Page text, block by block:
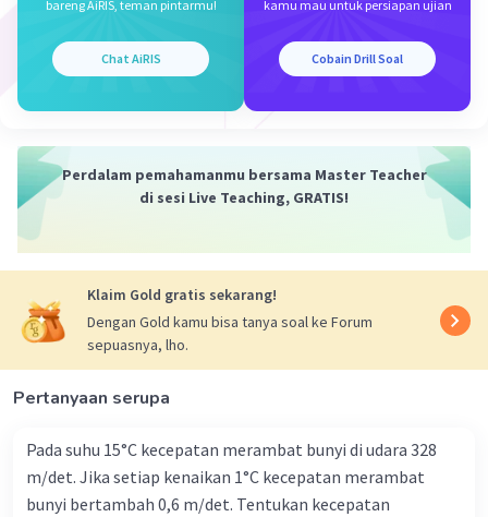
dari Celsius ke Kelvin:
T = 47°C + 273,15 = 320,15 K
Kemudian, kita substitusikan nilai n, R, T, V1, dan V2 ke
dalam rumus usaha:
W = nRT ln(V2/V1) = (2 mol) (8,314 J/mol·K) (320,15 K) ln(4
sebesar 15,0 kJ atau 15000 J. Jawaban yang tepat
adalah pilihan (a) 10,6 kJ.
bareng AiRIS, teman pintarmu!
Chat AiRIS
kamu mau untuk persiapan ujian
Cobain Drill Soal
Perdalam pemahamanmu bersama Master Teacher
di sesi Live Teaching, GRATIS!
Klaim Gold gratis sekarang!
Dengan Gold kamu bisa tanya soal ke Forum
sepuasnya, lho.
Pertanyaan serupa
Pada suhu 15°C kecepatan merambat bunyi di udara 328
m/det. Jika setiap kenaikan 1°C kecepatan merambat
bunyi bertambah 0,6 m/det. Tentukan kecepatan